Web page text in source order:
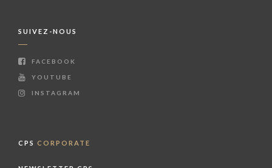
SUIVEZ-NOUS
FACEBOOK
YOUTUBE
INSTAGRAM
CPS CORPORATE